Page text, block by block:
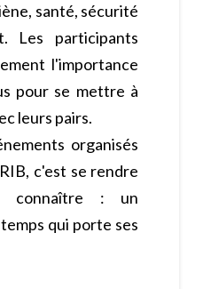
santé, sécurité
Les participants
l'importance
pour se mettre à
leurs pairs.
organisés
c'est se rendre
connaître : un
qui porte ses